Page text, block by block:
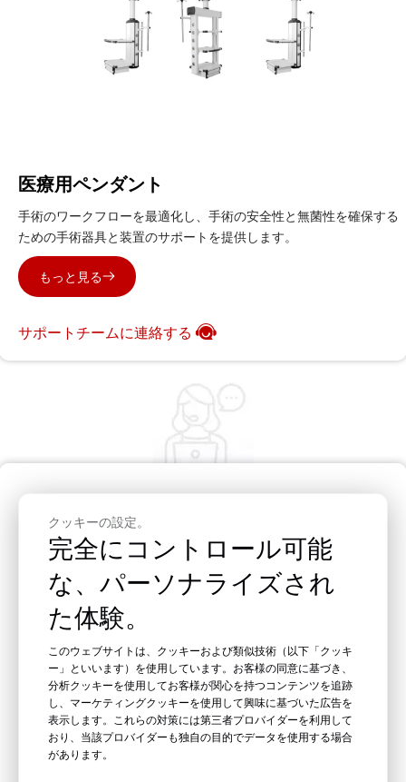
医療用ペンダント
手術のワークフローを最適化し、手術の安全性と無菌性を確保する
ための手術器具と装置のサポートを提供します。
もっと見る
サポートチームに連絡する
クッキーの設定。
完全にコントロール可能
な、パーソナライズされ
た体験。
このウェブサイトは、クッキーおよび類似技術（以下「クッキ
ー」といいます）を使用しています。お客様の同意に基づき、
分析クッキーを使用してお客様が関心を持つコンテンツを追跡
し、マーケティングクッキーを使用して興味に基づいた広告を
表示します。これらの対策には第三者プロバイダーを利用して
おり、当該プロバイダーも独自の目的でデータを使用する場合
があります。